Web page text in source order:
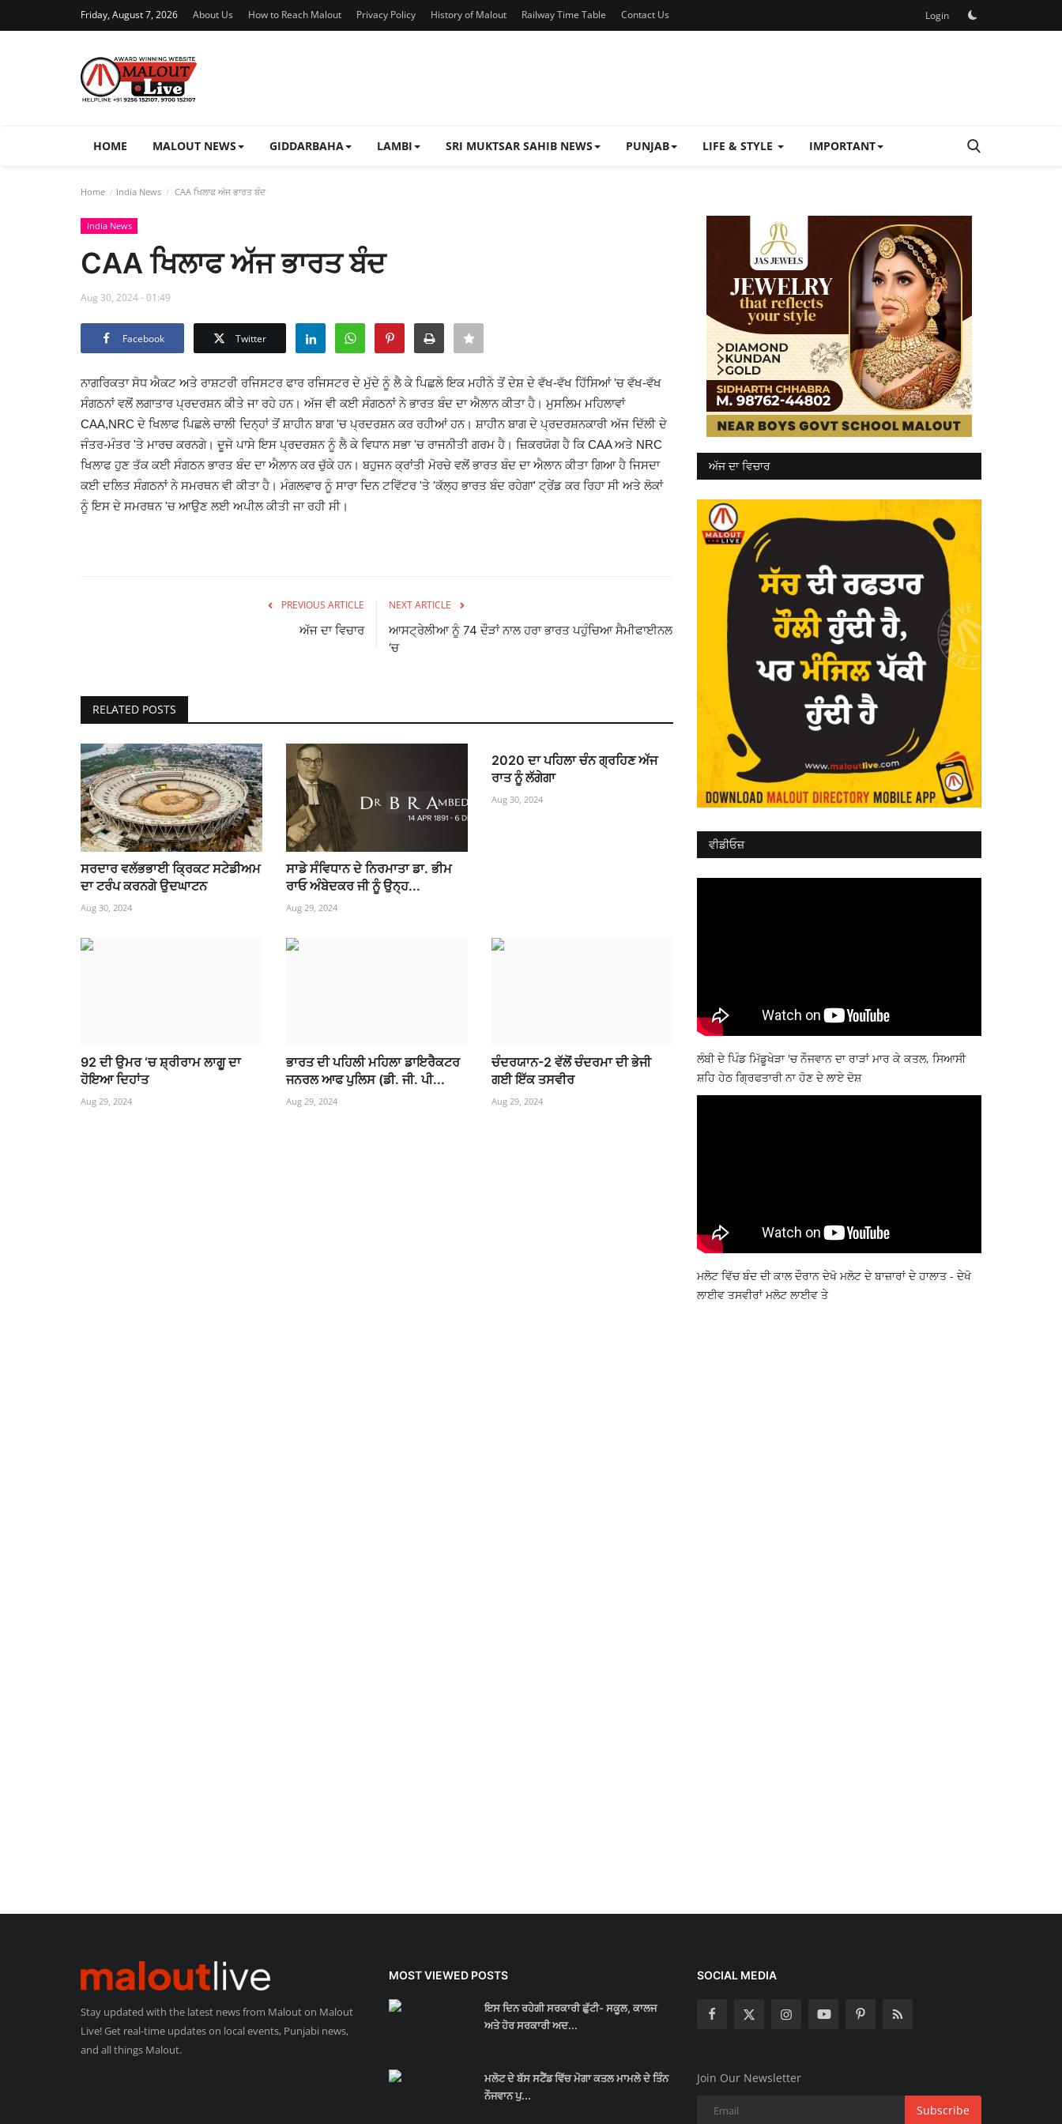
Friday, August 7, 2026 About Us How to Reach Malout Privacy Policy History of Malout Railway Time Table Contact Us Login
HOME MALOUT NEWS GIDDARBAHA LAMBI SRI MUKTSAR SAHIB NEWS PUNJAB LIFE & STYLE IMPORTANT
Home India News CAA ਖਿਲਾਫ ਅੱਜ ਭਾਰਤ ਬੰਦ
India News
CAA ਖਿਲਾਫ ਅੱਜ ਭਾਰਤ ਬੰਦ
Aug 30, 2024 - 01:49
Facebook Twitter
ਨਾਗਰਿਕਤਾ ਸੋਧ ਐਕਟ ਅਤੇ ਰਾਸ਼ਟਰੀ ਰਜਿਸਟਰ ਫਾਰ ਰਜਿਸਟਰ ਦੇ ਮੁੱਦੇ ਨੂੰ ਲੈ ਕੇ ਪਿਛਲੇ ਇਕ ਮਹੀਨੇ ਤੋਂ ਦੇਸ਼ ਦੇ ਵੱਖ-ਵੱਖ ਹਿੱਸਿਆਂ 'ਚ ਵੱਖ-ਵੱਖ
ਸੰਗਠਨਾਂ ਵਲੋਂ ਲਗਾਤਾਰ ਪ੍ਰਦਰਸ਼ਨ ਕੀਤੇ ਜਾ ਰਹੇ ਹਨ। ਅੱਜ ਵੀ ਕਈ ਸੰਗਠਨਾਂ ਨੇ ਭਾਰਤ ਬੰਦ ਦਾ ਐਲਾਨ ਕੀਤਾ ਹੈ। ਮੁਸਲਿਮ ਮਹਿਲਾਵਾਂ
CAA,NRC ਦੇ ਖਿਲਾਫ ਪਿਛਲੇ ਚਾਲੀ ਦਿਨ੍ਹਾਂ ਤੋਂ ਸ਼ਾਹੀਨ ਬਾਗ 'ਚ ਪ੍ਰਦਰਸ਼ਨ ਕਰ ਰਹੀਆਂ ਹਨ। ਸ਼ਾਹੀਨ ਬਾਗ ਦੇ ਪ੍ਰਦਰਸ਼ਨਕਾਰੀ ਅੱਜ ਦਿੱਲੀ ਦੇ
ਜੰਤਰ-ਮੰਤਰ 'ਤੇ ਮਾਰਚ ਕਰਨਗੇ। ਦੂਜੇ ਪਾਸੇ ਇਸ ਪ੍ਰਦਰਸ਼ਨ ਨੂੰ ਲੈ ਕੇ ਵਿਧਾਨ ਸਭਾ 'ਚ ਰਾਜਨੀਤੀ ਗਰਮ ਹੈ। ਜ਼ਿਕਰਯੋਗ ਹੈ ਕਿ CAA ਅਤੇ NRC
ਖਿਲਾਫ ਹੁਣ ਤੱਕ ਕਈ ਸੰਗਠਨ ਭਾਰਤ ਬੰਦ ਦਾ ਐਲਾਨ ਕਰ ਚੁੱਕੇ ਹਨ। ਬਹੁਜਨ ਕ੍ਰਾਂਤੀ ਮੋਰਚੇ ਵਲੋਂ ਭਾਰਤ ਬੰਦ ਦਾ ਐਲਾਨ ਕੀਤਾ ਗਿਆ ਹੈ ਜਿਸਦਾ
ਕਈ ਦਲਿਤ ਸੰਗਠਨਾਂ ਨੇ ਸਮਰਥਨ ਵੀ ਕੀਤਾ ਹੈ। ਮੰਗਲਵਾਰ ਨੂੰ ਸਾਰਾ ਦਿਨ ਟਵਿੱਟਰ 'ਤੇ 'ਕੱਲ੍ਹ ਭਾਰਤ ਬੰਦ ਰਹੇਗਾ' ਟ੍ਰੇਂਡ ਕਰ ਰਿਹਾ ਸੀ ਅਤੇ ਲੋਕਾਂ
ਨੂੰ ਇਸ ਦੇ ਸਮਰਥਨ 'ਚ ਆਉਣ ਲਈ ਅਪੀਲ ਕੀਤੀ ਜਾ ਰਹੀ ਸੀ।
PREVIOUS ARTICLE
ਅੱਜ ਦਾ ਵਿਚਾਰ
NEXT ARTICLE
ਆਸਟ੍ਰੇਲੀਆ ਨੂੰ 74 ਦੌੜਾਂ ਨਾਲ ਹਰਾ ਭਾਰਤ ਪਹੁੰਚਿਆ ਸੈਮੀਫਾਈਨਲ
‘ਚ
RELATED POSTS
ਸਰਦਾਰ ਵਲੱਭਭਾਈ ਕ੍ਰਿਕਟ ਸਟੇਡੀਅਮ
ਦਾ ਟਰੰਪ ਕਰਨਗੇ ਉਦਘਾਟਨ
Aug 30, 2024
ਸਾਡੇ ਸੰਵਿਧਾਨ ਦੇ ਨਿਰਮਾਤਾ ਡਾ. ਭੀਮ
ਰਾਓ ਅੰਬੇਦਕਰ ਜੀ ਨੂੰ ਉਨ੍ਹ...
Aug 29, 2024
2020 ਦਾ ਪਹਿਲਾ ਚੰਨ ਗ੍ਰਹਿਣ ਅੱਜ
ਰਾਤ ਨੂੰ ਲੱਗੇਗਾ
Aug 30, 2024
92 ਦੀ ਉਮਰ ‘ਚ ਸ਼੍ਰੀਰਾਮ ਲਾਗੂ ਦਾ
ਹੋਇਆ ਦਿਹਾਂਤ
Aug 29, 2024
ਭਾਰਤ ਦੀ ਪਹਿਲੀ ਮਹਿਲਾ ਡਾਇਰੈਕਟਰ
ਜਨਰਲ ਆਫ ਪੁਲਿਸ (ਡੀ. ਜੀ. ਪੀ...
Aug 29, 2024
ਚੰਦਰਯਾਨ-2 ਵੱਲੋਂ ਚੰਦਰਮਾ ਦੀ ਭੇਜੀ
ਗਈ ਇੱਕ ਤਸਵੀਰ
Aug 29, 2024
ਅੱਜ ਦਾ ਵਿਚਾਰ
ਵੀਡੀਓਜ਼
ਲੰਬੀ ਦੇ ਪਿੰਡ ਮਿੱਡੂਖੇੜਾ 'ਚ ਨੌਜਵਾਨ ਦਾ ਰਾੜਾਂ ਮਾਰ ਕੇ ਕਤਲ, ਸਿਆਸੀ
ਸ਼ਹਿ ਹੇਠ ਗ੍ਰਿਫਤਾਰੀ ਨਾ ਹੋਣ ਦੇ ਲਾਏ ਦੋਸ਼
ਮਲੋਟ ਵਿੱਚ ਬੰਦ ਦੀ ਕਾਲ ਦੌਰਾਨ ਦੇਖੋ ਮਲੋਟ ਦੇ ਬਾਜ਼ਾਰਾਂ ਦੇ ਹਾਲਾਤ - ਦੇਖੋ
ਲਾਈਵ ਤਸਵੀਰਾਂ ਮਲੋਟ ਲਾਈਵ ਤੇ
Stay updated with the latest news from Malout on Malout
Live! Get real-time updates on local events, Punjabi news,
and all things Malout.
MOST VIEWED POSTS
ਇਸ ਦਿਨ ਰਹੇਗੀ ਸਰਕਾਰੀ ਛੁੱਟੀ- ਸਕੂਲ, ਕਾਲਜ
ਅਤੇ ਹੋਰ ਸਰਕਾਰੀ ਅਦ...
ਮਲੋਟ ਦੇ ਬੱਸ ਸਟੈਂਡ ਵਿੱਚ ਮੋਗਾ ਕਤਲ ਮਾਮਲੇ ਦੇ ਤਿੰਨ
ਨੌਜਵਾਨ ਪੁ...
SOCIAL MEDIA
Join Our Newsletter
Subscribe